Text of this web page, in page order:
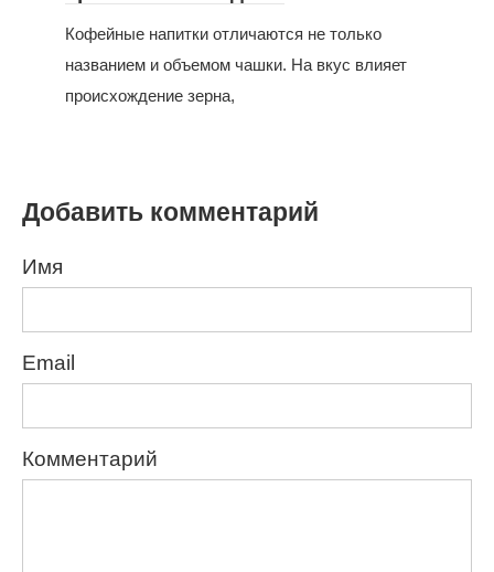
Кофейные напитки отличаются не только
названием и объемом чашки. На вкус влияет
происхождение зерна,
Добавить комментарий
Имя
Email
Комментарий